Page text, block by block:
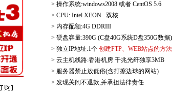
> 操作系统:windows2008 或者 CentOS 5.6
> CPU: Intel XEON 双核
> 内存配额:4G DDRIII
> 硬盘容量:390G (C盘40G系统D盘350G数据)
> 独立IP地址:1个 创建FTP、WEB站点的方法
> 云主机线路:香港机房 千兆光纤独享3MB
> 服务器禁止放低俗(含打擦边球的网站)
> 发现关闭不退款,并承担法律责任